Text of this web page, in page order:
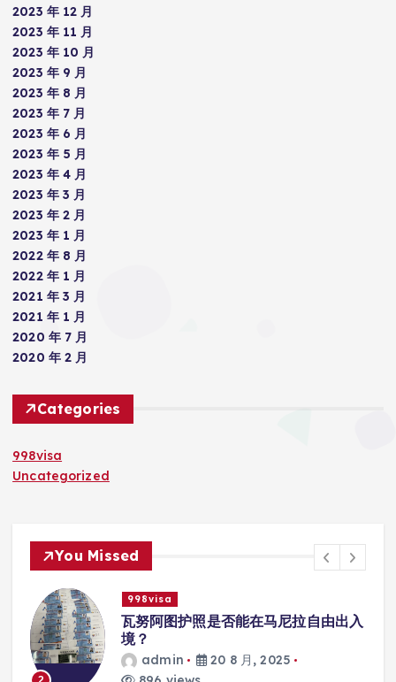
2023 年 12 月
2023 年 11 月
2023 年 10 月
2023 年 9 月
2023 年 8 月
2023 年 7 月
2023 年 6 月
2023 年 5 月
2023 年 4 月
2023 年 3 月
2023 年 2 月
2023 年 1 月
2022 年 8 月
2022 年 1 月
2021 年 3 月
2021 年 1 月
2020 年 7 月
2020 年 2 月
Categories
998visa
Uncategorized
You Missed
998visa
瓦努阿图护照是否能在马尼拉自由出入
境？
admin
20 8 月, 2025